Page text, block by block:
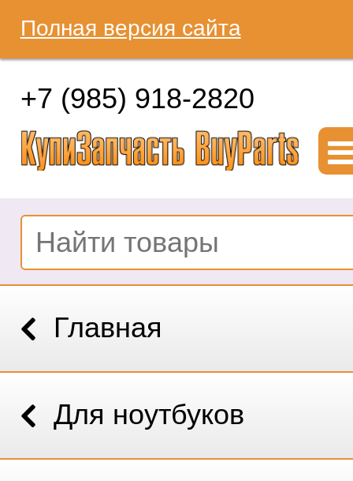
Полная версия сайта
+7 (985) 918-2820
Главная
Для ноутбуков